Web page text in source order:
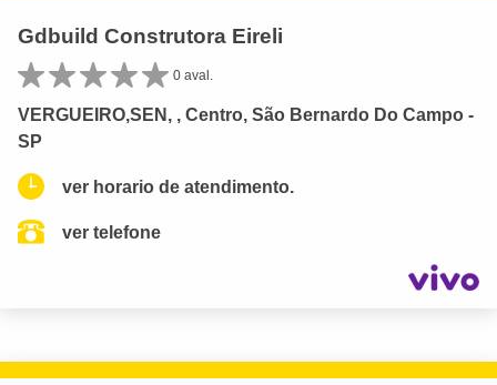
Gdbuild Construtora Eireli
0 aval.
VERGUEIRO,SEN, , Centro, São Bernardo Do Campo -
SP
ver horario de atendimento.
ver telefone